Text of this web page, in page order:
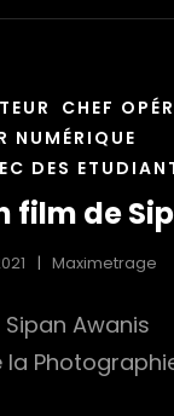
CHEF
NUMÉRIQUE
DES
film de
Maximetrage
Awanis
la